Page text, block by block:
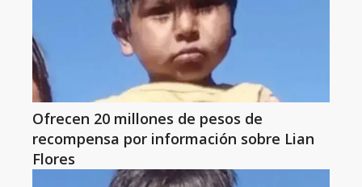
Ofrecen 20 millones de pesos de
recompensa por información sobre Lian
Flores